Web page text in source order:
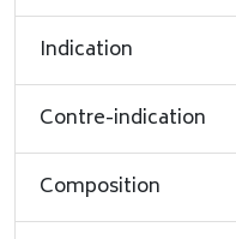
Indication
Contre-indication
Composition